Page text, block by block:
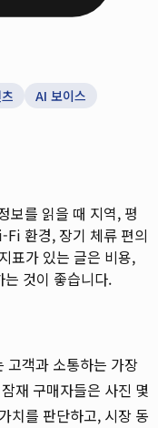
AI 보이스
보를 읽을 때 지역, 평
Fi 환경, 장기 체류 편의
표가 있는 글은 비용,
것이 좋습니다.
고객과 소통하는 가장
재 구매자들은 사진 몇
치를 판단하고, 시장 동